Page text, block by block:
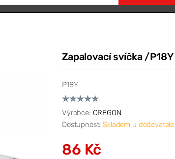
Zapalovací svíčka /P18Y
P18Y
Výrobce: OREGON
Dostupnost:Skladem u dodavatele
86 Kč